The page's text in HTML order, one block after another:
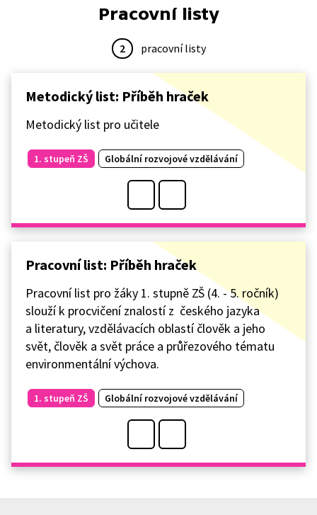
Pracovní listy
2 pracovní listy
Metodický list: Příběh hraček
Metodický list pro učitele
1. stupeň ZŠ Globální rozvojové vzdělávání
Pracovní list: Příběh hraček
Pracovní list pro žáky 1. stupně ZŠ (4. - 5. ročník)
slouží k procvičení znalostí z českého jazyka
a literatury, vzdělávacích oblastí člověk a jeho
svět, člověk a svět práce a průřezového tématu
environmentální výchova.
1. stupeň ZŠ Globální rozvojové vzdělávání